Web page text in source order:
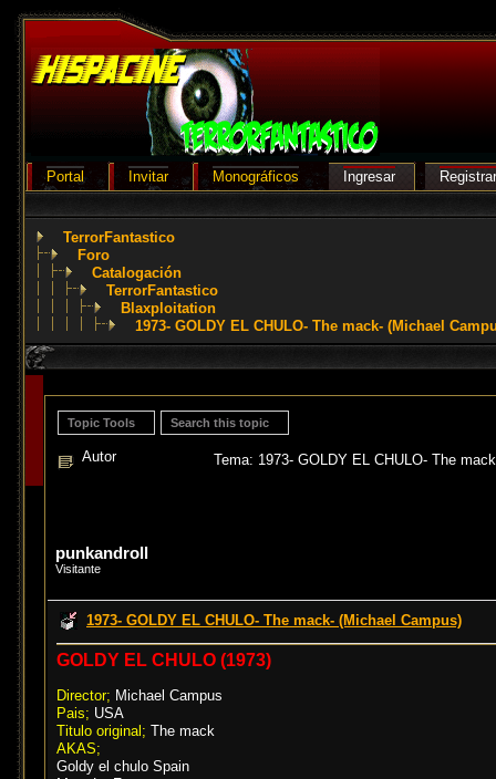
Portal Invitar Monográficos Ingresar
TerrorFantastico
Foro
Catalogación
TerrorFantastico
Blaxploitation
1973- GOLDY EL CHULO- The mack- (Michael
Topic Tools Search this topic
Autor Tema: 1973- GOLDY EL CHULO- The
punkandroll
Visitante
1973- GOLDY EL CHULO- The mack- (Michael Campus)
GOLDY EL CHULO (1973)
Director; Michael Campus
Pais; USA
Titulo original; The mack
AKAS;
Goldy el chulo Spain